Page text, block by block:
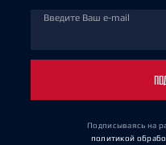
Введите Ваш e-mail
Подписываясь на
политикой